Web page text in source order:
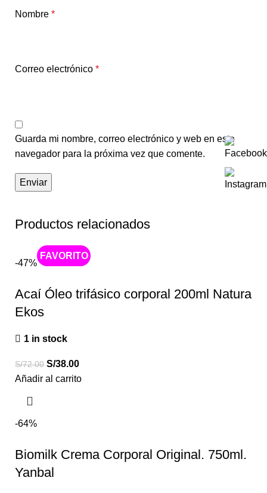
Nombre *
Correo electrónico *
Guarda mi nombre, correo electrónico y web en este
navegador para la próxima vez que comente.
Productos relacionados
-47%
Caliente
Acaí Óleo trifásico corporal 200ml Natura
Ekos
1 in stock
S/72.00 S/38.00
Añadir al carrito
-64%
Biomilk Crema Corporal Original. 750ml.
Yanbal